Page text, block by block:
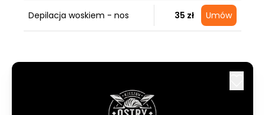
Depilacja woskiem - nos 35 zł Umów